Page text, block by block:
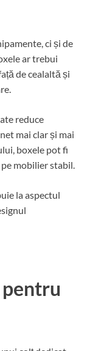
ci și de
ar trebui
de cealaltă și
reduce
mai clar și mai
boxele pot fi
mobilier stabil.
la aspectul